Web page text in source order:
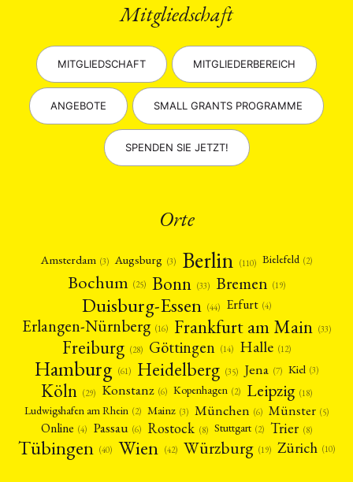
Mitgliedschaft
MITGLIEDSCHAFT MITGLIEDERBEREICH
ANGEBOTE SMALL GRANTS PROGRAMME
SPENDEN SIE JETZT!
Orte
Amsterdam (3) Augsburg (3) Berlin (110) Bielefeld (2)
Bochum (25) Bonn (33) Bremen (19)
Duisburg-Essen (44) Erfurt (4)
Erlangen-Nürnberg (16) Frankfurt am Main (33)
Freiburg (28) Göttingen (14) Halle (12)
Hamburg (61) Heidelberg (35) Jena (7) Kiel (3)
Köln (29) Konstanz (6) Kopenhagen (2) Leipzig (18)
Ludwigshafen am Rhein (2) Mainz (3) München (6) Münster (5)
Online (4) Passau (6) Rostock (8) Stuttgart (2) Trier (8)
Tübingen (40) Wien (42) Würzburg (19) Zürich (10)